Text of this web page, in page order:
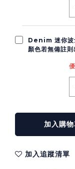
Denim 迷你波
顏色若無備註
加入購
加入追蹤清單